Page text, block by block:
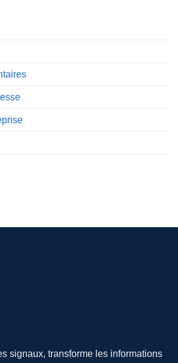
signaux, transforme les informations